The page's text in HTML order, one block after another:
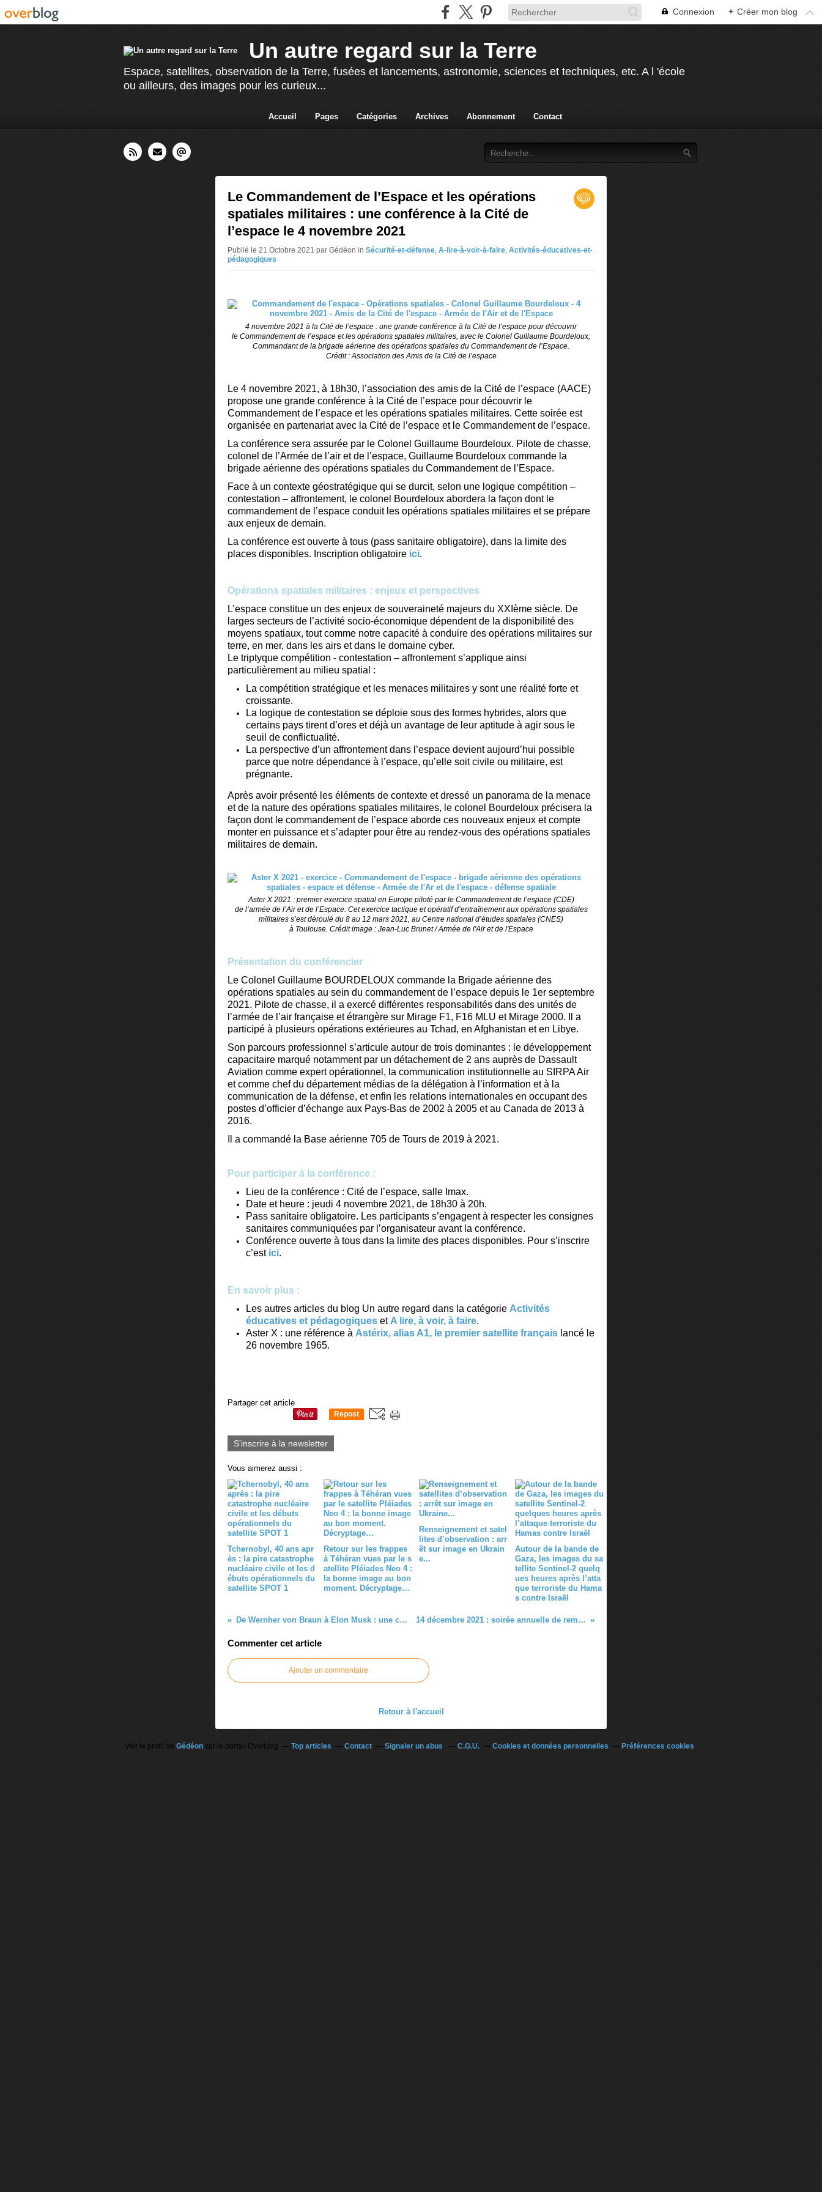
Connexion + Créer mon blog
Un autre regard sur la Terre
Espace, satellites, observation de la Terre, fusées et lancements, astronomie, sciences et techniques, etc. A l 'école
ou ailleurs, des images pour les curieux...
Accueil Pages Catégories Archives Abonnement Contact
Le Commandement de l’Espace et les opérations
spatiales militaires : une conférence à la Cité de
l’espace le 4 novembre 2021
Publié le 21 Octobre 2021 par Gédéon in Sécurité-et-défense, A-lire-à-voir-à-faire, Activités-éducatives-et-
pédagogiques
4 novembre 2021 à la Cité de l’espace : une grande conférence à la Cité de l’espace pour découvrir
le Commandement de l’espace et les opérations spatiales militaires, avec le Colonel Guillaume Bourdeloux,
Commandant de la brigade aérienne des opérations spatiales du Commandement de l’Espace.
Crédit : Association des Amis de la Cité de l’espace
Le 4 novembre 2021, à 18h30, l’association des amis de la Cité de l’espace (AACE)
propose une grande conférence à la Cité de l’espace pour découvrir le
Commandement de l’espace et les opérations spatiales militaires. Cette soirée est
organisée en partenariat avec la Cité de l’espace et le Commandement de l’espace.
La conférence sera assurée par le Colonel Guillaume Bourdeloux. Pilote de chasse,
colonel de l’Armée de l’air et de l’espace, Guillaume Bourdeloux commande la
brigade aérienne des opérations spatiales du Commandement de l’Espace.
Face à un contexte géostratégique qui se durcit, selon une logique compétition –
contestation – affrontement, le colonel Bourdeloux abordera la façon dont le
commandement de l’espace conduit les opérations spatiales militaires et se prépare
aux enjeux de demain.
La conférence est ouverte à tous (pass sanitaire obligatoire), dans la limite des
places disponibles. Inscription obligatoire ici.
Opérations spatiales militaires : enjeux et perspectives
L’espace constitue un des enjeux de souveraineté majeurs du XXIème siècle. De
larges secteurs de l’activité socio-économique dépendent de la disponibilité des
moyens spatiaux, tout comme notre capacité à conduire des opérations militaires sur
terre, en mer, dans les airs et dans le domaine cyber.
Le triptyque compétition - contestation – affrontement s’applique ainsi
particulièrement au milieu spatial :
La compétition stratégique et les menaces militaires y sont une réalité forte et
croissante.
La logique de contestation se déploie sous des formes hybrides, alors que
certains pays tirent d’ores et déjà un avantage de leur aptitude à agir sous le
seuil de conflictualité.
La perspective d’un affrontement dans l’espace devient aujourd’hui possible
parce que notre dépendance à l’espace, qu’elle soit civile ou militaire, est
prégnante.
Après avoir présenté les éléments de contexte et dressé un panorama de la menace
et de la nature des opérations spatiales militaires, le colonel Bourdeloux précisera la
façon dont le commandement de l’espace aborde ces nouveaux enjeux et compte
monter en puissance et s’adapter pour être au rendez-vous des opérations spatiales
militaires de demain.
Aster X 2021 : premier exercice spatial en Europe piloté par le Commandement de l’espace (CDE)
de l’armée de l’Air et de l’Espace. Cet exercice tactique et opératif d’entraînement aux opérations spatiales
militaires s’est déroulé du 8 au 12 mars 2021, au Centre national d’études spatiales (CNES)
à Toulouse. Crédit image : Jean-Luc Brunet / Armée de l'Air et de l'Espace
Présentation du conférencier
Le Colonel Guillaume BOURDELOUX commande la Brigade aérienne des
opérations spatiales au sein du commandement de l’espace depuis le 1er septembre
2021. Pilote de chasse, il a exercé différentes responsabilités dans des unités de
l’armée de l’air française et étrangère sur Mirage F1, F16 MLU et Mirage 2000. Il a
participé à plusieurs opérations extérieures au Tchad, en Afghanistan et en Libye.
Son parcours professionnel s’articule autour de trois dominantes : le développement
capacitaire marqué notamment par un détachement de 2 ans auprès de Dassault
Aviation comme expert opérationnel, la communication institutionnelle au SIRPA Air
et comme chef du département médias de la délégation à l’information et à la
communication de la défense, et enfin les relations internationales en occupant des
postes d’officier d’échange aux Pays-Bas de 2002 à 2005 et au Canada de 2013 à
2016.
Il a commandé la Base aérienne 705 de Tours de 2019 à 2021.
Pour participer à la conférence :
Lieu de la conférence : Cité de l’espace, salle Imax.
Date et heure : jeudi 4 novembre 2021, de 18h30 à 20h.
Pass sanitaire obligatoire. Les participants s’engagent à respecter les consignes
sanitaires communiquées par l’organisateur avant la conférence.
Conférence ouverte à tous dans la limite des places disponibles. Pour s’inscrire
c’est ici.
En savoir plus :
Les autres articles du blog Un autre regard dans la catégorie Activités
éducatives et pédagogiques et A lire, à voir, à faire.
Aster X : une référence à Astérix, alias A1, le premier satellite français lancé le
26 novembre 1965.
Partager cet article
Repost
S'inscrire à la newsletter
Vous aimerez aussi :
Tchernobyl, 40 ans apr
ès : la pire catastrophe
nucléaire civile et les d
ébuts opérationnels du
satellite SPOT 1
Retour sur les frappes
à Téhéran vues par le s
atellite Pléiades Neo 4 :
la bonne image au bon
moment. Décryptage…
Renseignement et satel
lites d’observation : arr
êt sur image en Ukrain
e...
Autour de la bande de
Gaza, les images du sa
tellite Sentinel-2 quelq
ues heures après l’atta
que terroriste du Hama
s contre Israël
De Wernher von Braun à Elon Musk : une conférence sur les enjeux éthiques du spatial 14 décembre 2021 : soirée annuelle de remise des prix des Amis de la Cité de l’espace
Commenter cet article
Ajouter un commentaire
Retour à l'accueil
Voir le profil de Gédéonsur le portail Overblog Top articles Contact Signaler un abus C.G.U. Cookies et données personnelles Préférences cookies